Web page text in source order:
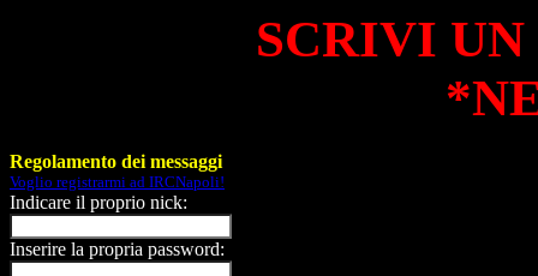
SCRIVI
Regolamento dei messaggi
Voglio registrarmi ad IRCNapoli!
Indicare il proprio nick:
Inserire la propria password: